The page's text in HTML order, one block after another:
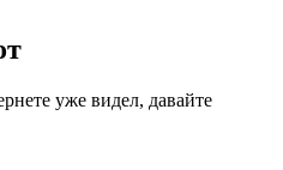
уже видел, давайте